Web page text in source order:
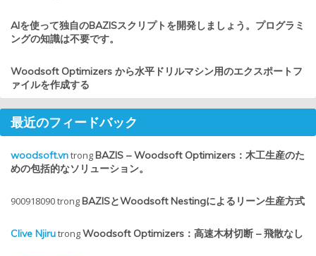
AIを使って独自のBAZISスクリプトを開発しましょう。プログラミ
ングの知識は不要です。
Woodsoft Optimizers から水平ドリルマシン用のエクスポートフ
ァイルを作成する
最近のフィードバック
woodsoft.vntrongBAZIS – Woodsoft Optimizers：木工生産のた
めの包括的なソリューション。
900918090trongBAZISとWoodsoft Nestingによるリーン生産方式
Clive NjirutrongWoodsoft Optimizers：高速木材切断 – 飛散なし